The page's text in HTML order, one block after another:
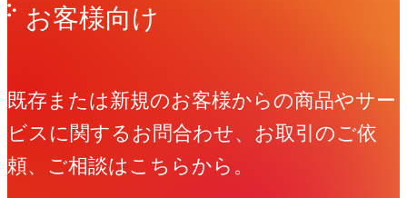
お客様向け
既存または新規のお客様からの商品やサー
ビスに関するお問合わせ、お取引のご依
頼、ご相談はこちらから。